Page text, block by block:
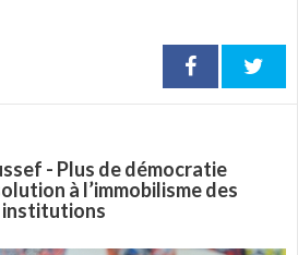
- Plus de démocratie
à l’immobilisme des
institutions